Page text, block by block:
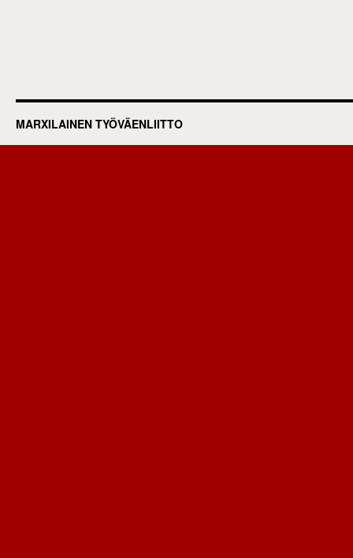
MARXILAINEN TYÖVÄENLIITTO